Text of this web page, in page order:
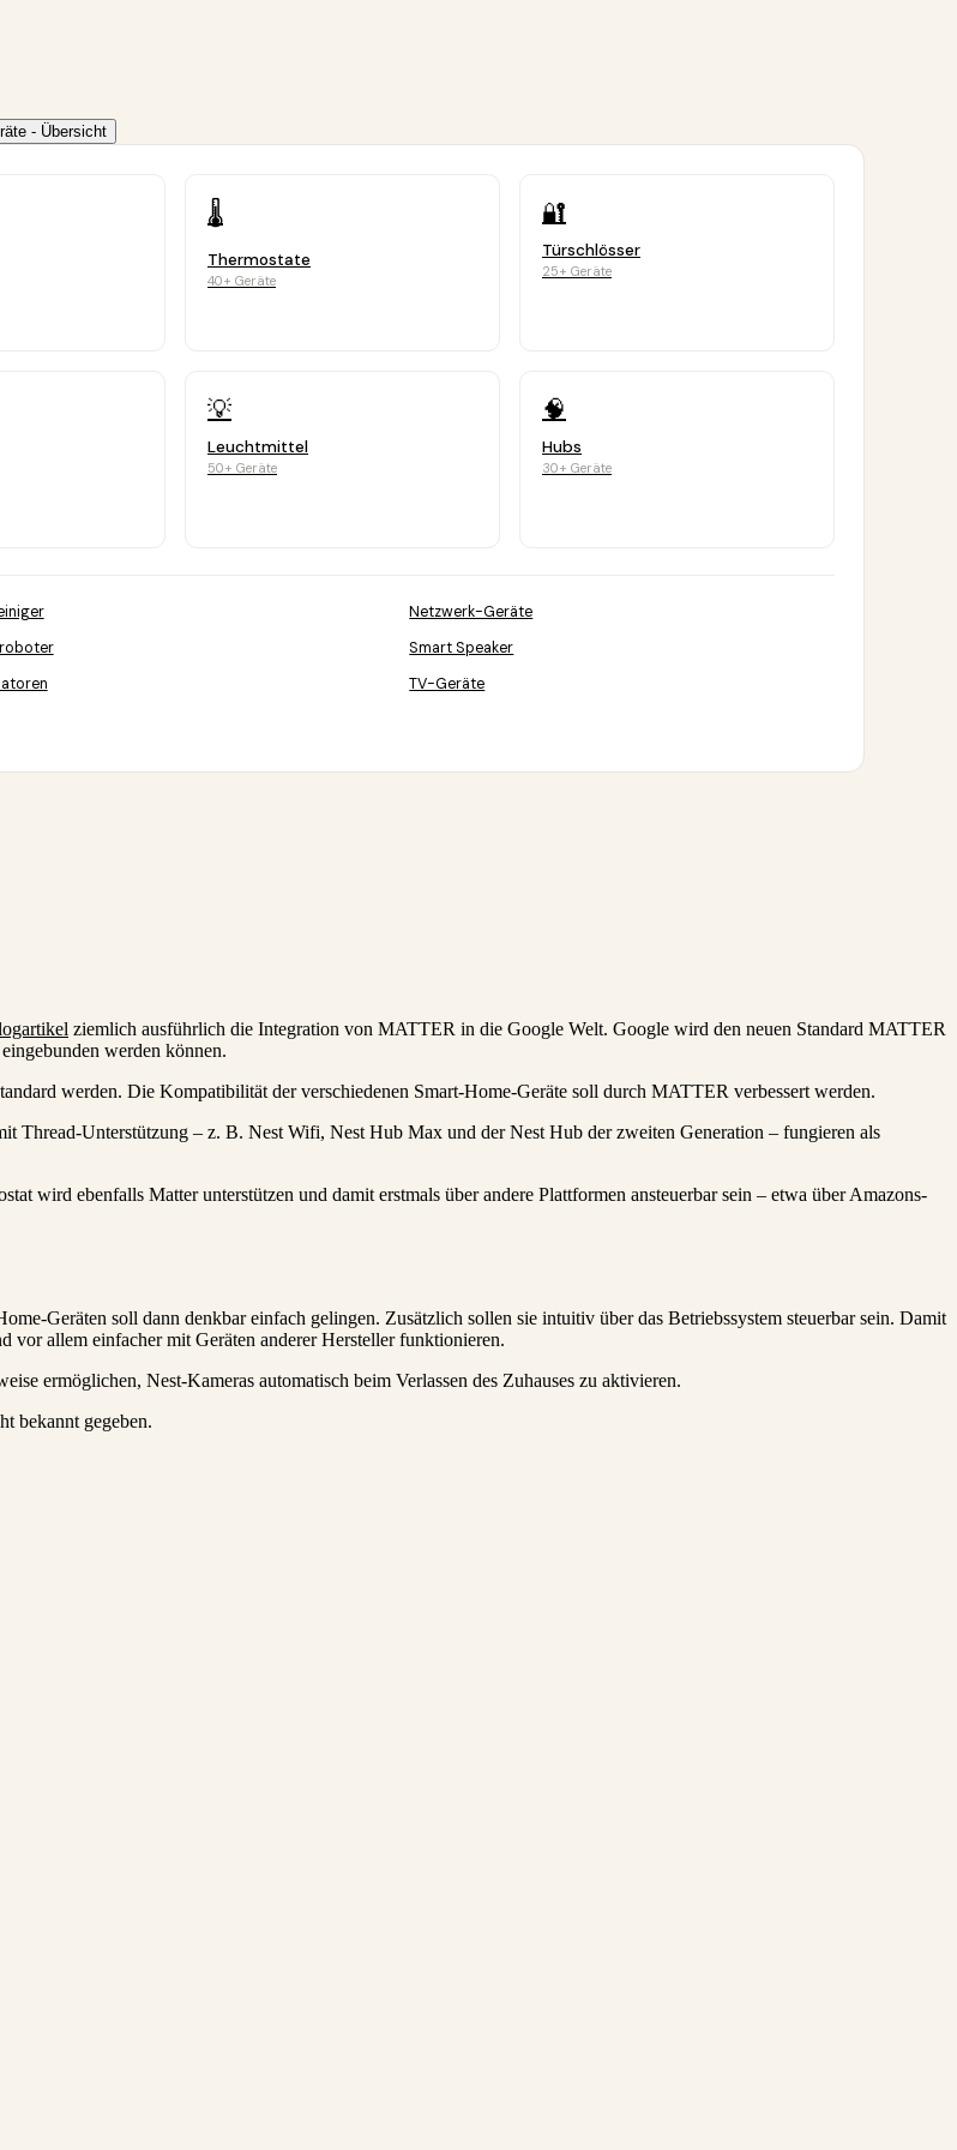
- Übersicht
🌡️
Thermostate
40+ Geräte
🔐
Türschlösser
25+ Geräte
💡
Leuchtmittel
50+ Geräte
🧠
Hubs
30+ Geräte
Netzwerk-Geräte
Smart Speaker
TV-Geräte
ziemlich ausführlich die Integration von MATTER in die Google Welt. Google wird den neuen Standard MATTER
werden können.
werden. Die Kompatibilität der verschiedenen Smart-Home-Geräte soll durch MATTER verbessert werden.
Thread-Unterstützung – z. B. Nest Wifi, Nest Hub Max und der Nest Hub der zweiten Generation – fungieren als
wird ebenfalls Matter unterstützen und damit erstmals über andere Plattformen ansteuerbar sein – etwa über Amazons-
Geräten soll dann denkbar einfach gelingen. Zusätzlich sollen sie intuitiv über das Betriebssystem steuerbar sein. Damit
vor allem einfacher mit Geräten anderer Hersteller funktionieren.
ermöglichen, Nest-Kameras automatisch beim Verlassen des Zuhauses zu aktivieren.
bekannt gegeben.